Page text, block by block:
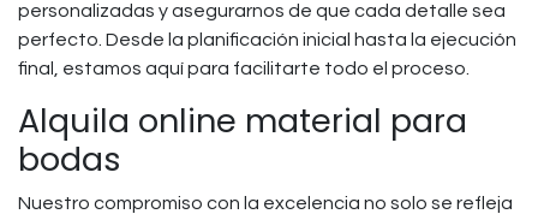
personalizadas y asegurarnos de que cada detalle sea
perfecto. Desde la planificación inicial hasta la ejecución
final, estamos aquí para facilitarte todo el proceso.
Alquila online material para
bodas
Nuestro compromiso con la excelencia no solo se refleja